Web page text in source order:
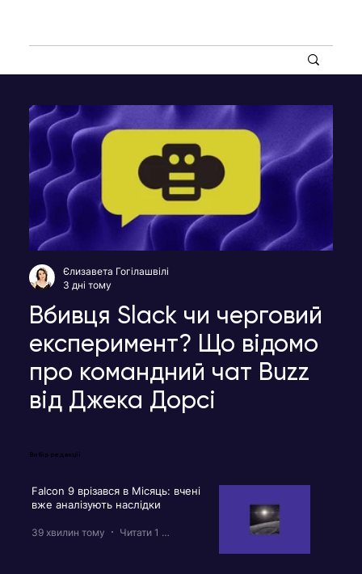
Вбивця Slack чи черговий
експеримент? Що відомо
про командний чат Buzz
від Джека Дорсі
Єлизавета Гогілашвілі
3 дні тому
Вибір редакції
Falcon 9 врізався в Місяць: вчені
вже аналізують наслідки
39 хвилин тому Читати 1 хв